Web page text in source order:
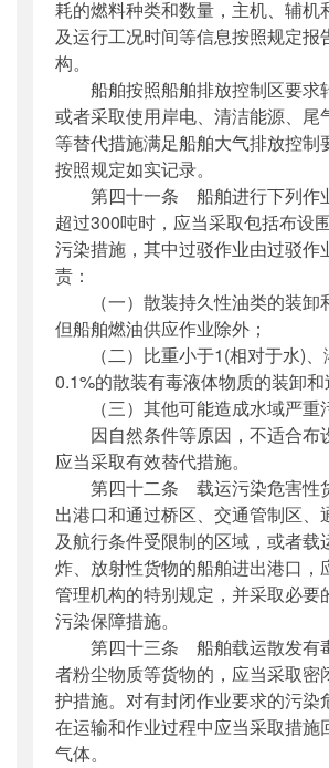
耗的燃料种类和数量，主机、辅机
及运行工况时间等信息按照规定报
构。
船舶按照船舶排放控制区要求
或者采取使用岸电、清洁能源、尾
等替代措施满足船舶大气排放控制
按照规定如实记录。
第四十一条 船舶进行下列作
超过300吨时，应当采取包括布设
污染措施，其中过驳作业由过驳作
责：
（一）散装持久性油类的装卸
但船舶燃油供应作业除外；
（二）比重小于1(相对于水)、
0.1%的散装有毒液体物质的装卸和
（三）其他可能造成水域严重
因自然条件等原因，不适合布
应当采取有效替代措施。
第四十二条 载运污染危害性
出港口和通过桥区、交通管制区、
及航行条件受限制的区域，或者载
炸、放射性货物的船舶进出港口，
管理机构的特别规定，并采取必要
污染保障措施。
第四十三条 船舶载运散发有
者粉尘物质等货物的，应当采取密
护措施。对有封闭作业要求的污染
在运输和作业过程中应当采取措施
气体。